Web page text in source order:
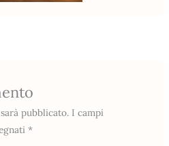
pubblicato. I campi
*